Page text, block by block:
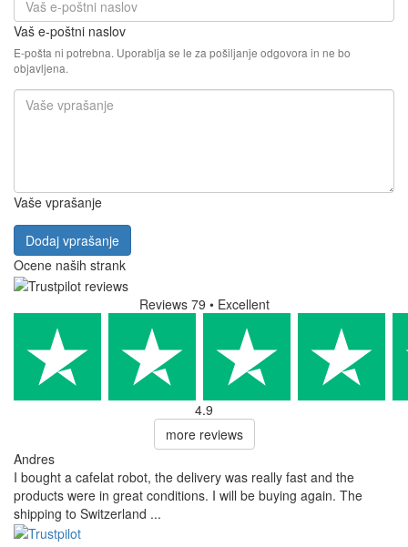
Iščete dodatne informacije o Cafelat Robot Pressure Gauge
Complete Kit?
V našem razdelku za tehnično podporo boste našli pogosto
zastavljena vprašanja (FAQ) in odgovore v zvezi s funkcijami,
o Cafelat Robot Pressure Gauge Complete Kit, ga dodajte v
Na zalogi
dostava naprej 13.8.
FAQ (Cafelat Robot Pressure
Gauge Complete Kit)
Ni na voljo nobenih vprašanj.
Dodaj vprašanje
Vaše ime
Vaš e-poštni naslov
E-pošta ni potrebna. Uporablja se le za pošiljanje odgovora in ne bo
objavljena.